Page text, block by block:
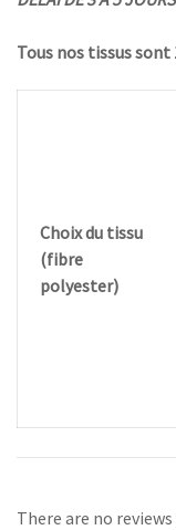
Tous nos tissus sont
Choix du tissu
(fibre
polyester)
There are no reviews